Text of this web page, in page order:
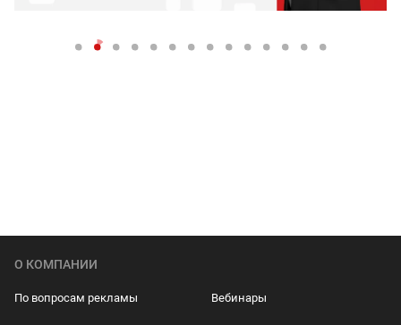
О КОМПАНИИ
По вопросам рекламы Вебинары